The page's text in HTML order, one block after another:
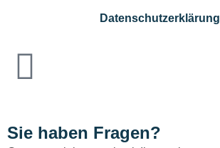
Datenschutzerklärung
Sie haben Fragen?